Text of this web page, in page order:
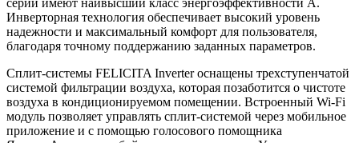
серии имеют наивысший класс энергоэффективности А.
Инверторная технология обеспечивает высокий уровень
надежности и максимальный комфорт для пользователя,
благодаря точному поддержанию заданных параметров.
Сплит-системы FELICITA Inverter оснащены трехступенчатой
системой фильтрации воздуха, которая позаботится о чистоте
воздуха в кондиционируемом помещении. Встроенный Wi-Fi
модуль позволяет управлять сплит-системой через мобильное
приложение и с помощью голосового помощника